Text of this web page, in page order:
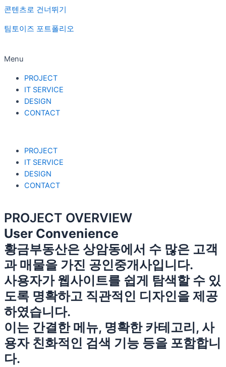
콘텐츠로 건너뛰기
팀토이즈 포트폴리오
Menu
PROJECT
IT SERVICE
DESIGN
CONTACT
PROJECT
IT SERVICE
DESIGN
CONTACT
PROJECT OVERVIEW
User Convenience
황금부동산은 상암동에서 수 많은 고객
과 매물을 가진 공인중개사입니다.
사용자가 웹사이트를 쉽게 탐색할 수 있
도록 명확하고 직관적인 디자인을 제공
하였습니다.
이는 간결한 메뉴, 명확한 카테고리, 사
용자 친화적인 검색 기능 등을 포함합니
다.